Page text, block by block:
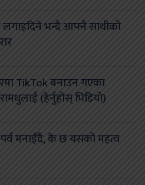
भन्दै आफ्नै साथीको
TikTok बनाउन गएका
(हेर्नुहोस् भिडियो)
मनाइँदै, के छ यसको महत्व